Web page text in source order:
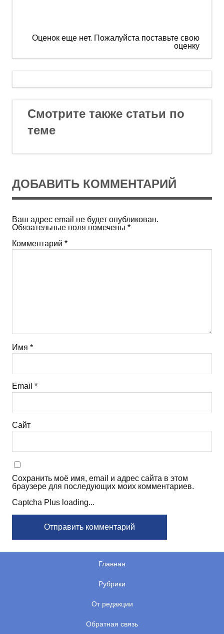
Оценок еще нет. Пожалуйста поставьте свою
оценку
Смотрите также статьи по
теме
ДОБАВИТЬ КОММЕНТАРИЙ
Ваш адрес email не будет опубликован.
Обязательные поля помечены *
Комментарий *
Имя *
Email *
Сайт
Сохранить моё имя, email и адрес сайта в этом
браузере для последующих моих комментариев.
Captcha Plus loading...
Главная
Рубрики
От редакции
Обратная связь